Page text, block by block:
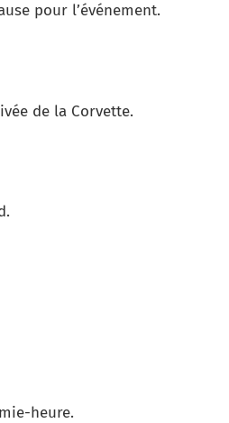
pour l’événement.
de la Corvette.
heure.